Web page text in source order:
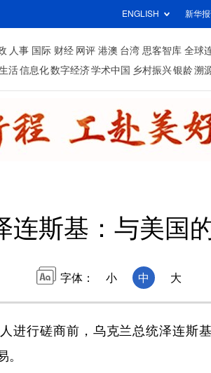
ENGLISH 新华
人事 国际 财经 网评 港澳 台湾 思客智库 全球
活信息化数字经济学术中国 乡村振兴银龄溯
连斯基：与美国
字体： 小 中 大
行磋商前，乌克兰总统泽连斯
。